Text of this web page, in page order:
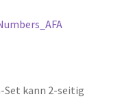
Set kann 2-seitig